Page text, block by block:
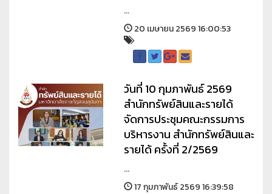
...
20 เมษายน 2569 16:00:53
วันที่ 10 กุมภาพันธ์ 2569
สำนักทรัพย์สินและรายได้
จัดการประชุมคณะกรรมการ
บริหารงาน สำนักทรัพย์สินและ
รายได้ ครั้งที่ 2/2569
...
17 กุมภาพันธ์ 2569 16:39:58